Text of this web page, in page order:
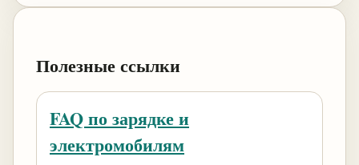
Полезные ссылки
FAQ по зарядке и
электромобилям